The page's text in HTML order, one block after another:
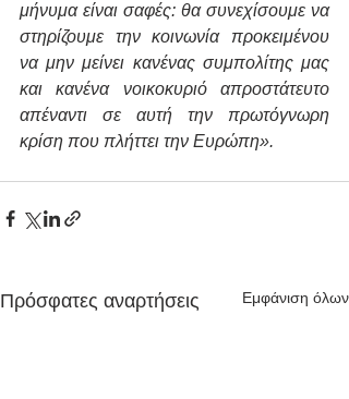
μήνυμα είναι σαφές: θα συνεχίσουμε να
στηρίζουμε την κοινωνία προκειμένου
να μην μείνει κανένας συμπολίτης μας
και κανένα νοικοκυριό απροστάτευτο
απέναντι σε αυτή την πρωτόγνωρη
κρίση που πλήττει την Ευρώπη».
Πρόσφατες αναρτήσεις Εμφάνιση όλων